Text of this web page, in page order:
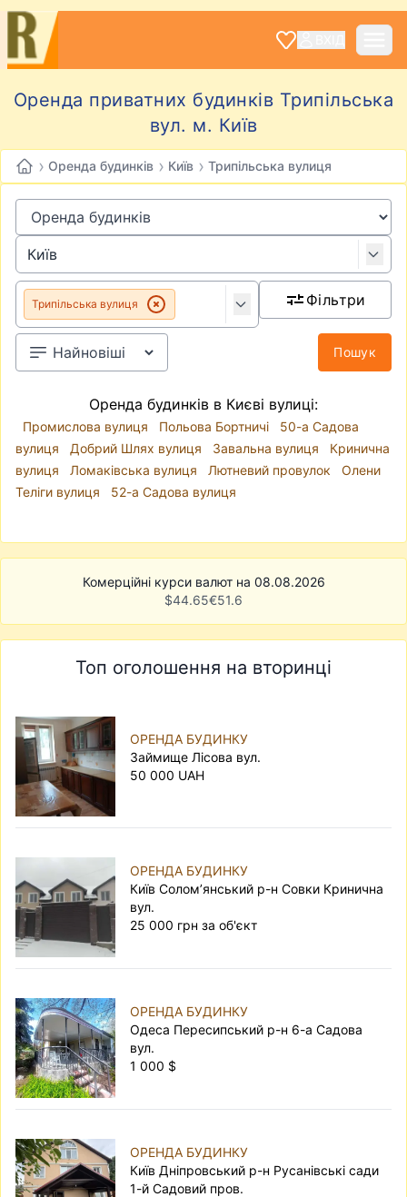
Оренда приватних будинків Трипільська
вул. м. Київ
› Оренда будинків › Київ › Трипільська вулиця
Трипільська вулиця Фільтри
Пошук
Оренда будинків в Києві вулиці:
Промислова вулиця Польова Бортничі
50-а Садова
вулиця
Добрий Шлях вулиця Завальна вулиця
Кринична
вулиця
Ломаківська вулиця Лютневий провулок
Олени
Теліги вулиця
52-а Садова вулиця
Комерційні курси валют на 08.08.2026
$44.65€51.6
Топ оголошення на вторинці
ОРЕНДА БУДИНКУ
Займище Лісова вул.
50 000 UAH
ОРЕНДА БУДИНКУ
Київ Солом’янський р-н Совки Кринична
вул.
25 000 грн за об'єкт
ОРЕНДА БУДИНКУ
Одеса Пересипський р-н 6-а Садова
вул.
1 000 $
ОРЕНДА БУДИНКУ
Київ Дніпровський р-н Русанівські сади
1-й Садовий пров.